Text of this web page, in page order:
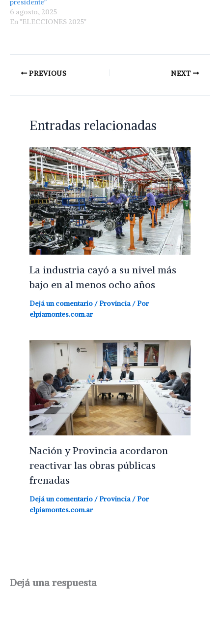
presidente”
6 agosto, 2025
En "ELECCIONES 2025"
PREVIOUS NEXT
Entradas relacionadas
La industria cayó a su nivel más
bajo en al menos ocho años
Dejá un comentario /Provincia / Por
elpiamontes.com.ar
Nación y Provincia acordaron
reactivar las obras públicas
frenadas
Dejá un comentario /Provincia / Por
elpiamontes.com.ar
Dejá una respuesta